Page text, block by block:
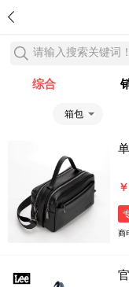
请输入搜索关键词！
综合
箱包
商